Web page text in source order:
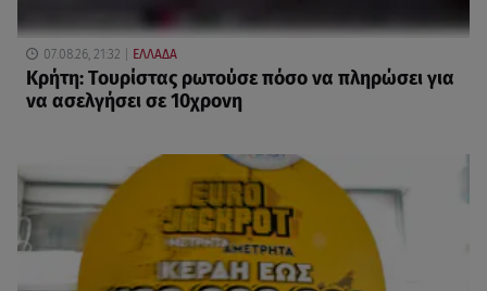
07.08.26, 21:32 ΕΛΛΑΔΑ
Κρήτη: Τουρίστας ρωτούσε πόσο να πληρώσει για
να ασελγήσει σε 10χρονη